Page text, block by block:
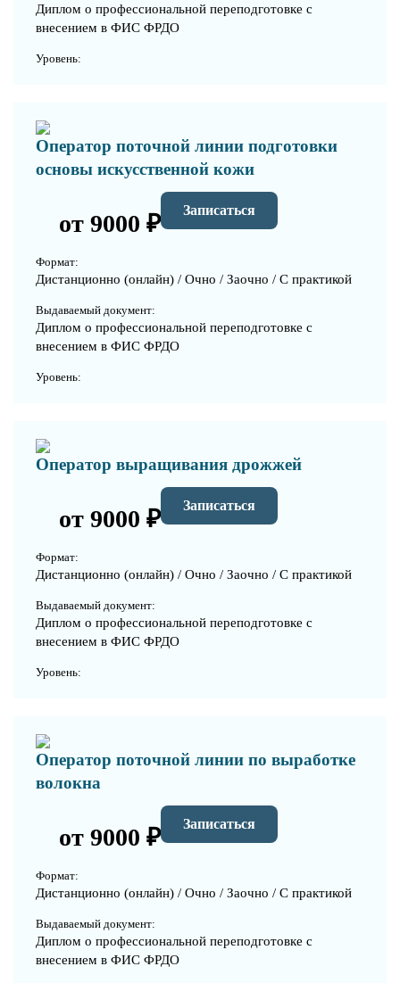
Диплом о профессиональной переподготовке с
внесением в ФИС ФРДО
Уровень:
Оператор поточной линии подготовки
основы искусственной кожи
от 9000 ₽ Записаться
Формат:
Дистанционно (онлайн) / Очно / Заочно / С практикой
Выдаваемый документ:
Диплом о профессиональной переподготовке с
внесением в ФИС ФРДО
Уровень:
Оператор выращивания дрожжей
от 9000 ₽ Записаться
Формат:
Дистанционно (онлайн) / Очно / Заочно / С практикой
Выдаваемый документ:
Диплом о профессиональной переподготовке с
внесением в ФИС ФРДО
Уровень:
Оператор поточной линии по выработке
волокна
от 9000 ₽ Записаться
Формат:
Дистанционно (онлайн) / Очно / Заочно / С практикой
Выдаваемый документ:
Диплом о профессиональной переподготовке с
внесением в ФИС ФРДО